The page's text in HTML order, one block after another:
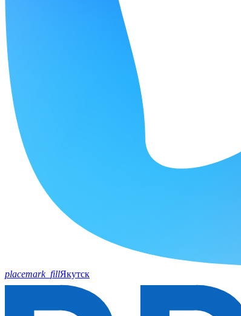
placemark_fillЯкутск